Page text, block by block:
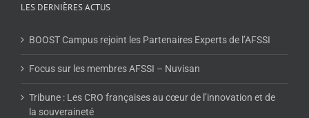
LES DERNIÈRES ACTUS
BOOST Campus rejoint les Partenaires Experts de l’AFSSI
Focus sur les membres AFSSI – Nuvisan
Tribune : Les CRO françaises au cœur de l’innovation et de
la souveraineté